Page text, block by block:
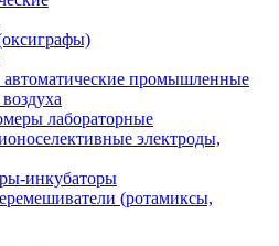
автоматические промышленные
лабораторные
электроды,
инкубаторы
(ротамиксы,